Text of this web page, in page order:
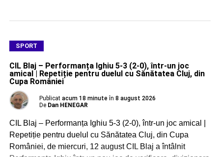
SPORT
CIL Blaj – Performanța Ighiu 5-3 (2-0), într-un joc
amical | Repetiție pentru duelul cu Sănătatea Cluj, din
Cupa României
Publicat acum 18 minute în 8 august 2026
De Dan HENEGAR
CIL Blaj – Performanța Ighiu 5-3 (2-0), într-un joc amical |
Repetiție pentru duelul cu Sănătatea Cluj, din Cupa
României, de miercuri, 12 august CIL Blaj a întâlnit